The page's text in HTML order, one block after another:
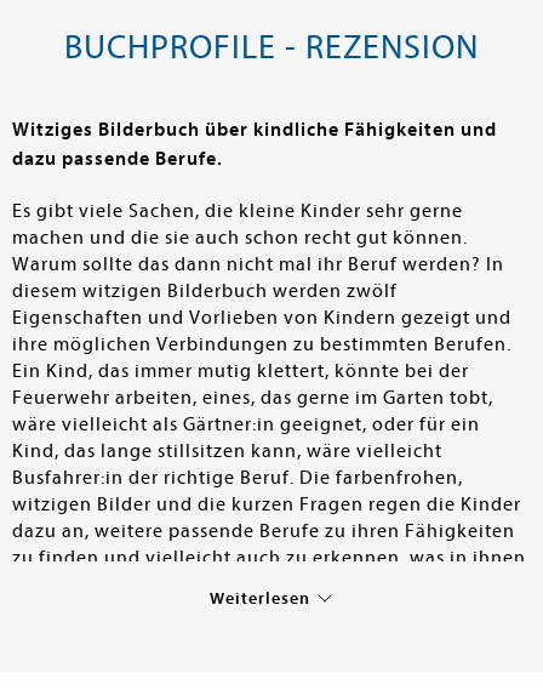
BUCHPROFILE - REZENSION
Witziges Bilderbuch über kindliche Fähigkeiten und
dazu passende Berufe.
Es gibt viele Sachen, die kleine Kinder sehr gerne
machen und die sie auch schon recht gut können.
Warum sollte das dann nicht mal ihr Beruf werden? In
diesem witzigen Bilderbuch werden zwölf
Eigenschaften und Vorlieben von Kindern gezeigt und
ihre möglichen Verbindungen zu bestimmten Berufen.
Ein Kind, das immer mutig klettert, könnte bei der
Feuerwehr arbeiten, eines, das gerne im Garten tobt,
wäre vielleicht als Gärtner:in geeignet, oder für ein
Kind, das lange stillsitzen kann, wäre vielleicht
Busfahrer:in der richtige Beruf. Die farbenfrohen,
witzigen Bilder und die kurzen Fragen regen die Kinder
dazu an, weitere passende Berufe zu ihren Fähigkeiten
zu finden und vielleicht auch zu erkennen, was in ihnen
für Kinder ab 4 Jahren zu empfehlen.
Weiterlesen